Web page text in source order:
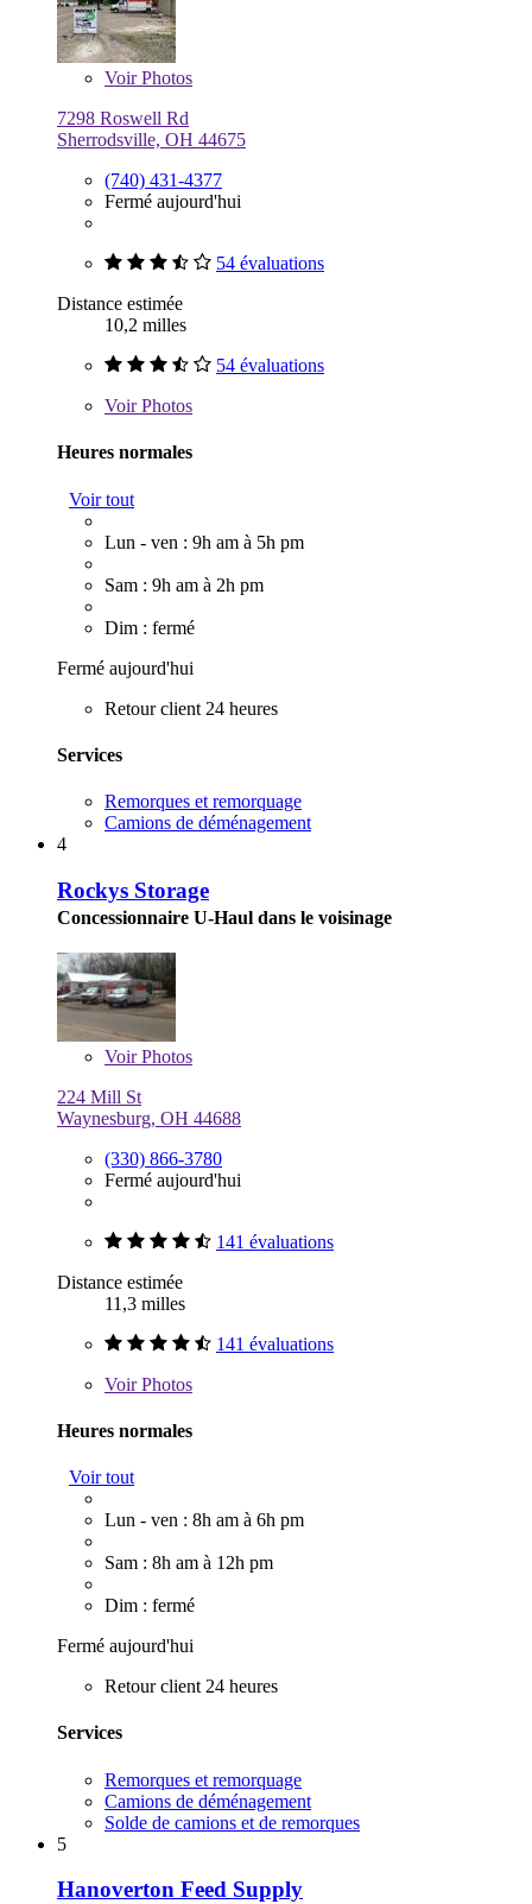
VoirPhotos
7298 Roswell Rd
Sherrodsville, OH 44675
(740) 431-4377
Fermé aujourd'hui
54 évaluations
Distance estimée
10,2 milles
54 évaluations
VoirPhotos
Heures normales
Voir tout
Lun - ven : 9h am à 5h pm
Sam : 9h am à 2h pm
Dim : fermé
Fermé aujourd'hui
Retour client 24 heures
Services
Remorques et remorquage
Camions de déménagement
4
Rockys Storage
Concessionnaire U-Haul dans le voisinage
VoirPhotos
224 Mill St
Waynesburg, OH 44688
(330) 866-3780
Fermé aujourd'hui
141 évaluations
Distance estimée
11,3 milles
141 évaluations
VoirPhotos
Heures normales
Voir tout
Lun - ven : 8h am à 6h pm
Sam : 8h am à 12h pm
Dim : fermé
Fermé aujourd'hui
Retour client 24 heures
Services
Remorques et remorquage
Camions de déménagement
Solde de camions et de remorques
5
Hanoverton Feed Supply